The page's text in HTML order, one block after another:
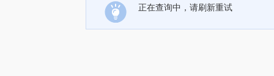
正在查询中，请刷新重试